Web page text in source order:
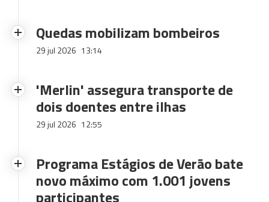
Quedas mobilizam bombeiros
29 jul 2026 13:14
'Merlin' assegura transporte de
dois doentes entre ilhas
29 jul 2026 12:55
Programa Estágios de Verão bate
novo máximo com 1.001 jovens
participantes